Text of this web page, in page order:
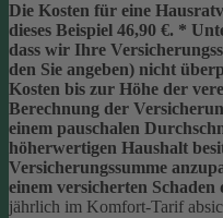
Die Kosten für eine
dieses Beispiel 46,90 €. *
dass wir Ihre
den Sie angeben) nicht
Kosten bis zur Höhe der
Berechnung der
einem pauschalen
höherwertigen Haushalt
Versicherungssumme
einem versicherten
jährlich im Komfort-Tarif